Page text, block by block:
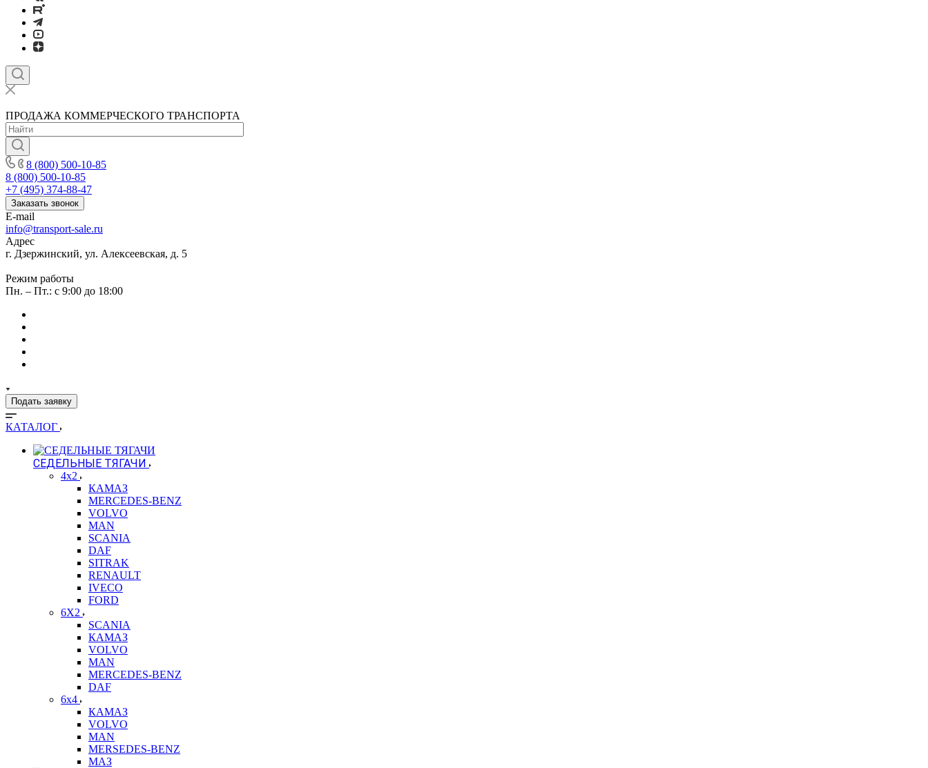
ПРОДАЖА КОММЕРЧЕСКОГО ТРАНСПОРТА
8 (800) 500-10-85
8 (800) 500-10-85
+7 (495) 374-88-47
Заказать звонок
E-mail
info@transport-sale.ru
Адрес
г. Дзержинский, ул. Алексеевская, д. 5
Режим работы
Пн. – Пт.: с 9:00 до 18:00
Подать заявку
КАТАЛОГ
СЕДЕЛЬНЫЕ ТЯГАЧИ
4x2
КАМАЗ
MERCEDES-BENZ
VOLVO
MAN
SCANIA
DAF
SITRAK
RENAULT
IVECO
FORD
6X2
SCANIA
КАМАЗ
VOLVO
MAN
MERCEDES-BENZ
DAF
6x4
КАМАЗ
VOLVO
MAN
MERSEDES-BENZ
МАЗ